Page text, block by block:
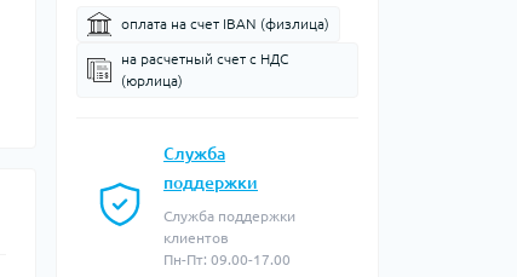
оплата на счет IBAN (физлица)
на расчетный счет c НДС
(юрлица)
Служба
поддержки
Служба поддержки
клиентов
Пн-Пт: 09.00-17.00